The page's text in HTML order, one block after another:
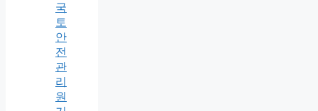
국
토
안
전
관
리
원